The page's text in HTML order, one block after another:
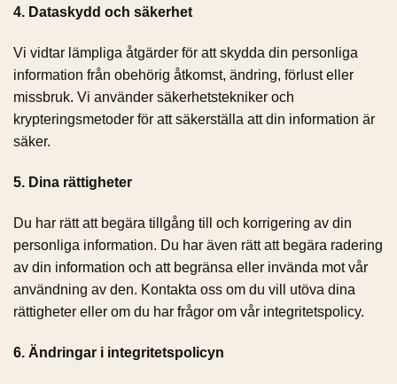
4. Dataskydd och säkerhet
Vi vidtar lämpliga åtgärder för att skydda din personliga
information från obehörig åtkomst, ändring, förlust eller
missbruk. Vi använder säkerhetstekniker och
krypteringsmetoder för att säkerställa att din information är
säker.
5. Dina rättigheter
Du har rätt att begära tillgång till och korrigering av din
personliga information. Du har även rätt att begära radering
av din information och att begränsa eller invända mot vår
användning av den. Kontakta oss om du vill utöva dina
rättigheter eller om du har frågor om vår integritetspolicy.
6. Ändringar i integritetspolicyn